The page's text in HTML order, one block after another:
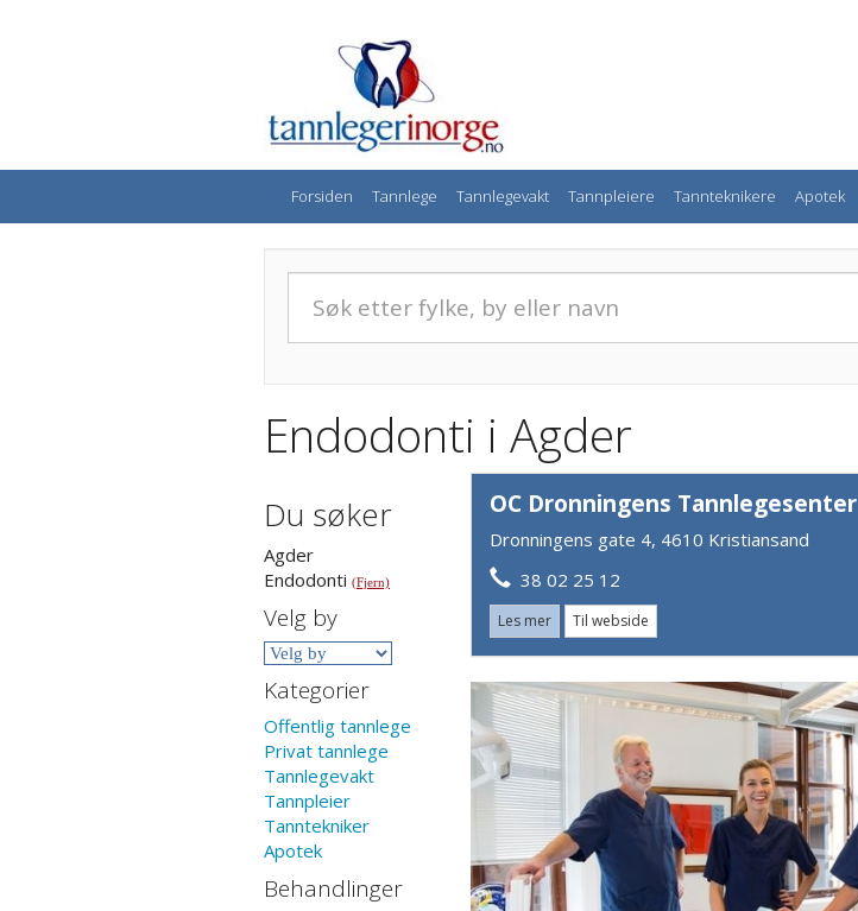
Forsiden Tannlege Tannlegevakt Tannpleiere Tannteknikere Apotek
Endodonti i Agder
Du søker
Agder
Endodonti (Fjern)
Velg by
Kategorier
Offentlig tannlege
Privat tannlege
Tannlegevakt
Tannpleier
Tanntekniker
Apotek
Behandlinger
OC Dronningens Tannlegesenter
Dronningens gate 4, 4610 Kristiansand
38 02 25 12
Les mer Til webside